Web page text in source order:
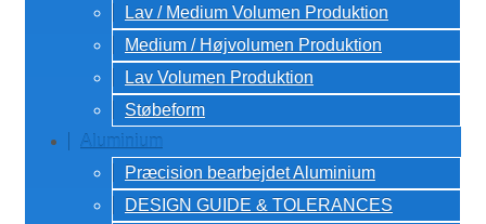
Lav / Medium Volumen Produktion
Medium / Højvolumen Produktion
Lav Volumen Produktion
Støbeform
Aluminium
Præcision bearbejdet Aluminium
DESIGN GUIDE & TOLERANCES